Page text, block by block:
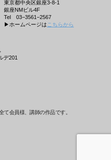
東京都中央区銀座3-8-1
銀座NMビル4F
Tel 03−3561−2567
▶︎ホームページは こちらから
デ201
て会員様、講師の作品です。